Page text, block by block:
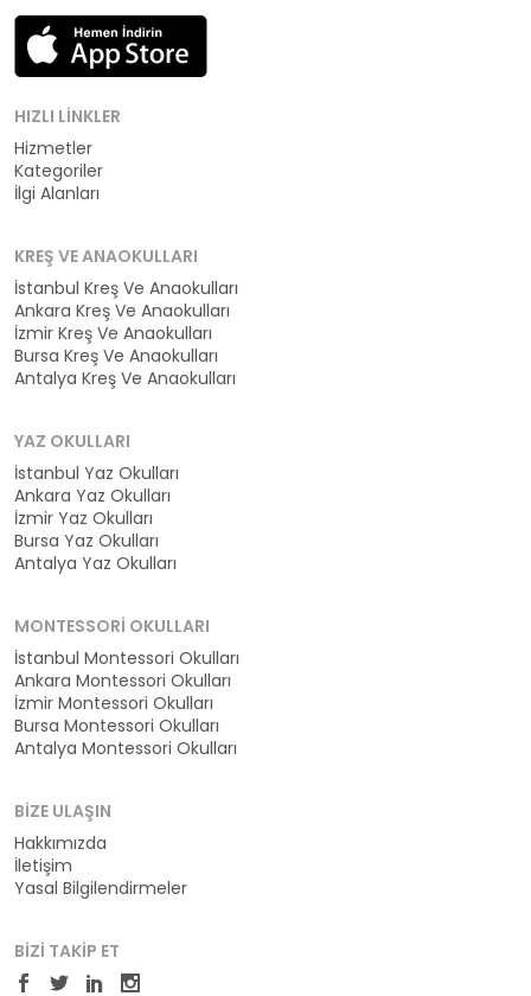
HIZLI LINKLER
Hizmetler
Kategoriler
İlgi Alanları
KREŞ VE ANAOKULLARI
İstanbul Kreş Ve Anaokulları
Ankara Kreş Ve Anaokulları
İzmir Kreş Ve Anaokulları
Bursa Kreş Ve Anaokulları
Antalya Kreş Ve Anaokulları
YAZ OKULLARI
İstanbul Yaz Okulları
Ankara Yaz Okulları
İzmir Yaz Okulları
Bursa Yaz Okulları
Antalya Yaz Okulları
MONTESSORI OKULLARI
İstanbul Montessori Okulları
Ankara Montessori Okulları
İzmir Montessori Okulları
Bursa Montessori Okulları
Antalya Montessori Okulları
BIZE ULAŞIN
Hakkımızda
İletişim
Yasal Bilgilendirmeler
BIZI TAKIP ET